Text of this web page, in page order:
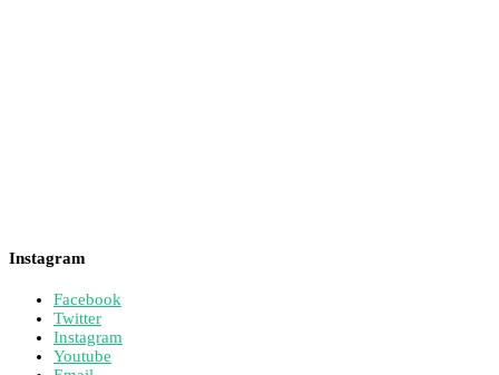
Instagram
Facebook
Twitter
Instagram
Youtube